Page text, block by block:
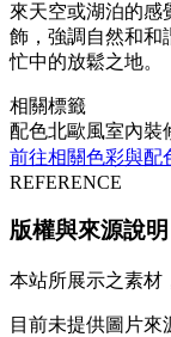
來天空或湖泊的感
飾，強調自然和和
忙中的放鬆之地。
相關標籤
配色北歐風室內裝
前往相關色彩與配
REFERENCE
版權與來源說明
本站所展示之素材
目前未提供圖片來